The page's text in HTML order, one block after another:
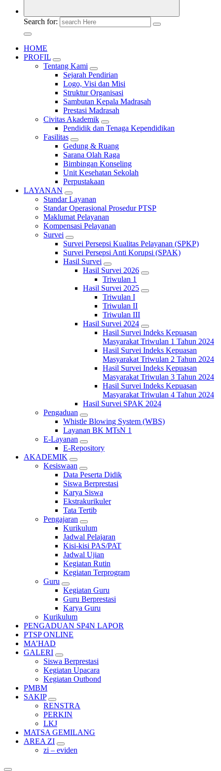
Search for:
HOME
PROFIL
Tentang Kami
Sejarah Pendirian
Logo, Visi dan Misi
Struktur Organisasi
Sambutan Kepala Madrasah
Prestasi Madrasah
Civitas Akademik
Pendidik dan Tenaga Kependidikan
Fasilitas
Gedung & Ruang
Sarana Olah Raga
Bimbingan Konseling
Unit Kesehatan Sekolah
Perpustakaan
LAYANAN
Standar Layanan
Standar Operasional Prosedur PTSP
Maklumat Pelayanan
Kompensasi Pelayanan
Survei
Survei Persepsi Kualitas Pelayanan (SPKP)
Survei Persepsi Anti Korupsi (SPAK)
Hasil Survei
Hasil Survei 2026
Triwulan 1
Hasil Survei 2025
Triwulan I
Triwulan II
Triwulan III
Hasil Survei 2024
Hasil Survei Indeks Kepuasan
Masyarakat Triwulan 1 Tahun 2024
Hasil Survei Indeks Kepuasan
Masyarakat Triwulan 2 Tahun 2024
Hasil Survei Indeks Kepuasan
Masyarakat Triwulan 3 Tahun 2024
Hasil Survei Indeks Kepuasan
Masyarakat Triwulan 4 Tahun 2024
Hasil Survei SPAK 2024
Pengaduan
Whistle Blowing System (WBS)
Layanan BK MTsN 1
E-Layanan
E-Repository
AKADEMIK
Kesiswaan
Data Peserta Didik
Siswa Berprestasi
Karya Siswa
Ekstrakurikuler
Tata Tertib
Pengajaran
Kurikulum
Jadwal Pelajaran
Kisi-kisi PAS/PAT
Jadwal Ujian
Kegiatan Rutin
Kegiatan Terprogram
Guru
Kegiatan Guru
Guru Berprestasi
Karya Guru
Kurikulum
PENGADUAN SP4N LAPOR
PTSP ONLINE
MA’HAD
GALERI
Siswa Berprestasi
Kegiatan Upacara
Kegiatan Outbond
PMBM
SAKIP
RENSTRA
PERKIN
LKJ
MATSA GEMILANG
AREA ZI
zi – eviden